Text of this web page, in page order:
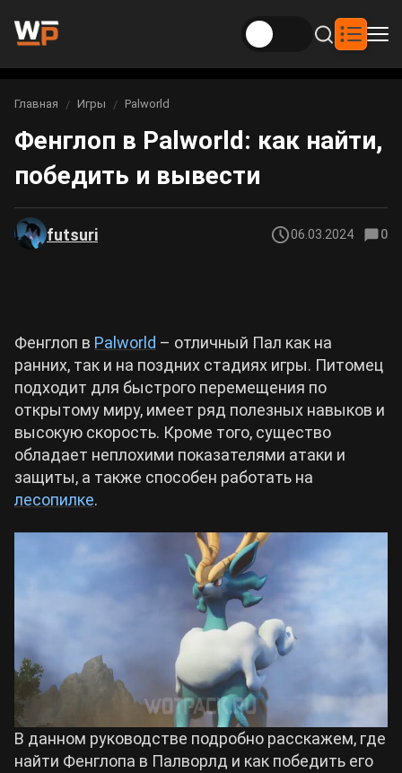
Новости
Новости Genshin Impact
Новости Honkai: Star Rail
Новости Zenless Zone Zero
Игры
Genshin Impact
Honkai: Star Rail
Gothic 1 Remake
Arknights: Endfield
Crimson Desert
Zenless Zone Zero
Kingdom Come: Deliverance 2
Wuthering Waves
Roblox
Билды
Билды Genshin Impact
Билды Neverness to Everness
Билды Arknights: Endfield
Билды Wuthering Waves
Билды Cyberpunk 2077
Интересное
Фильмы и сериалы
Вы здесь:
Главная Игры Palworld
Фенглоп в Palworld: как найти,
победить и вывести
futsuri 06.03.2024 0
Фенглоп в Palworld – отличный Пал как на
ранних, так и на поздних стадиях игры. Питомец
подходит для быстрого перемещения по
открытому миру, имеет ряд полезных навыков и
высокую скорость. Кроме того, существо
обладает неплохими показателями атаки и
защиты, а также способен работать на
лесопилке.
В данном руководстве подробно расскажем, где
найти Фенглопа в Палворлд и как победить его